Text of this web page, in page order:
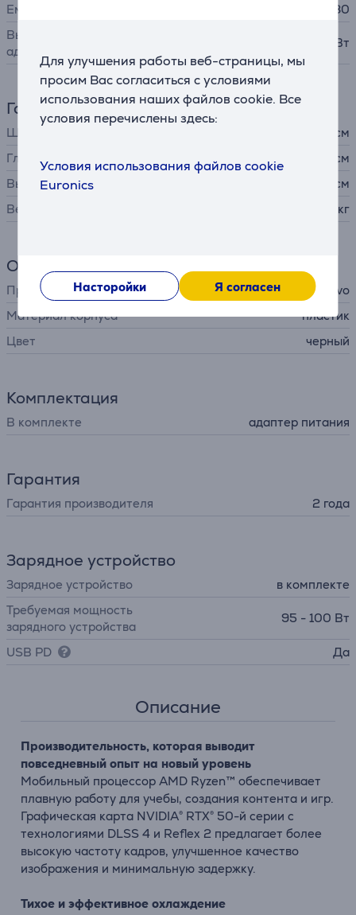
Для улучшения работы веб-страницы, мы
просим Вас согласиться с условиями
использования наших файлов cookie. Все
условия перечислены здесь:
Условия использования файлов cookie
Euronics
Насторойки Я согласен
Емкость
80
Выходная мощность
адаптера питания
245 Вт
Габариты
Ширина
34,49 см
Глубина
25,54 см
Высота
2,25 - 2,4 см
Вес
2,1 кг
Общий параметр
Производитель
Lenovo
Материал корпуса
пластик
Цвет
черный
Комплектация
В комплекте адаптер питания
Гарантия
Гарантия производителя 2 года
Зарядное устройство
Зарядное устройство
в комплекте
Требуемая мощность
зарядного устройства
95 - 100 Вт
USB PD Да
Описание
Производительность, которая выводит
повседневный опыт на новый уровень
Мобильный процессор AMD Ryzen™ обеспечивает
плавную работу для учебы, создания контента и игр.
Графическая карта NVIDIA® RTX® 50-й серии с
технологиями DLSS 4 и Reflex 2 предлагает более
высокую частоту кадров, улучшенное качество
изображения и минимальную задержку.
Тихое и эффективное охлаждение